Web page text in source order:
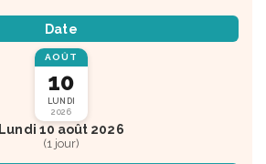
Date
AOÛT
10
LUNDI
2026
Lundi 10 août 2026
(1 jour)